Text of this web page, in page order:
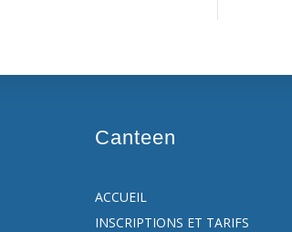
Canteen
ACCUEIL
INSCRIPTIONS ET TARIFS